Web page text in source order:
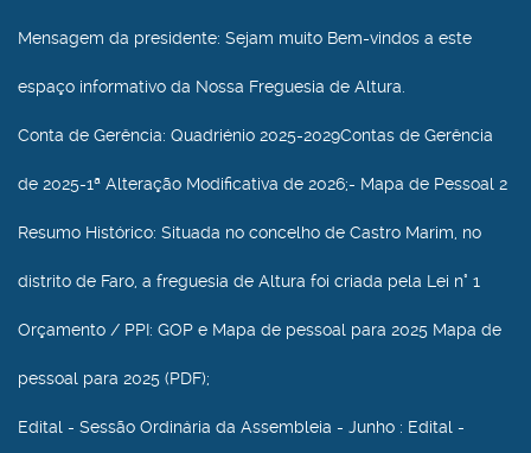
Mensagem da presidente: Sejam muito Bem-vindos a este
espaço informativo da Nossa Freguesia de Altura.
Conta de Gerência: Quadriénio 2025-2029Contas de Gerência
de 2025-1ª Alteração Modificativa de 2026;- Mapa de Pessoal 2
Resumo Histórico: Situada no concelho de Castro Marim, no
distrito de Faro, a freguesia de Altura foi criada pela Lei n° 1
Orçamento / PPI: GOP e Mapa de pessoal para 2025 Mapa de
pessoal para 2025 (PDF);
Edital - Sessão Ordinária da Assembleia - Junho : Edital -